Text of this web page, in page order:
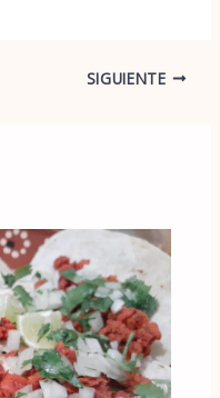
SIGUIENTE